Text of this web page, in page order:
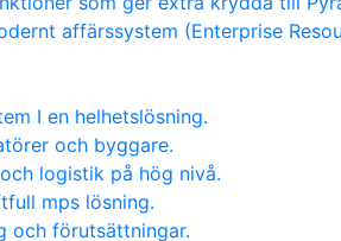
affärssystem (Enterprise
I en helhetslösning.
och byggare.
logistik på hög nivå.
mps lösning.
och förutsättningar.